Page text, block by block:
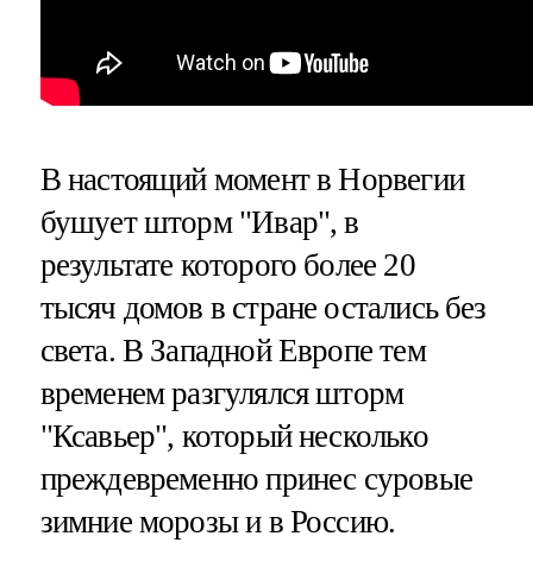
В настоящий момент в Норвегии
бушует шторм "Ивар", в
результате которого более 20
тысяч домов в стране остались без
света. В Западной Европе тем
временем разгулялся шторм
"Ксавьер", который несколько
преждевременно принес суровые
зимние морозы и в Россию.